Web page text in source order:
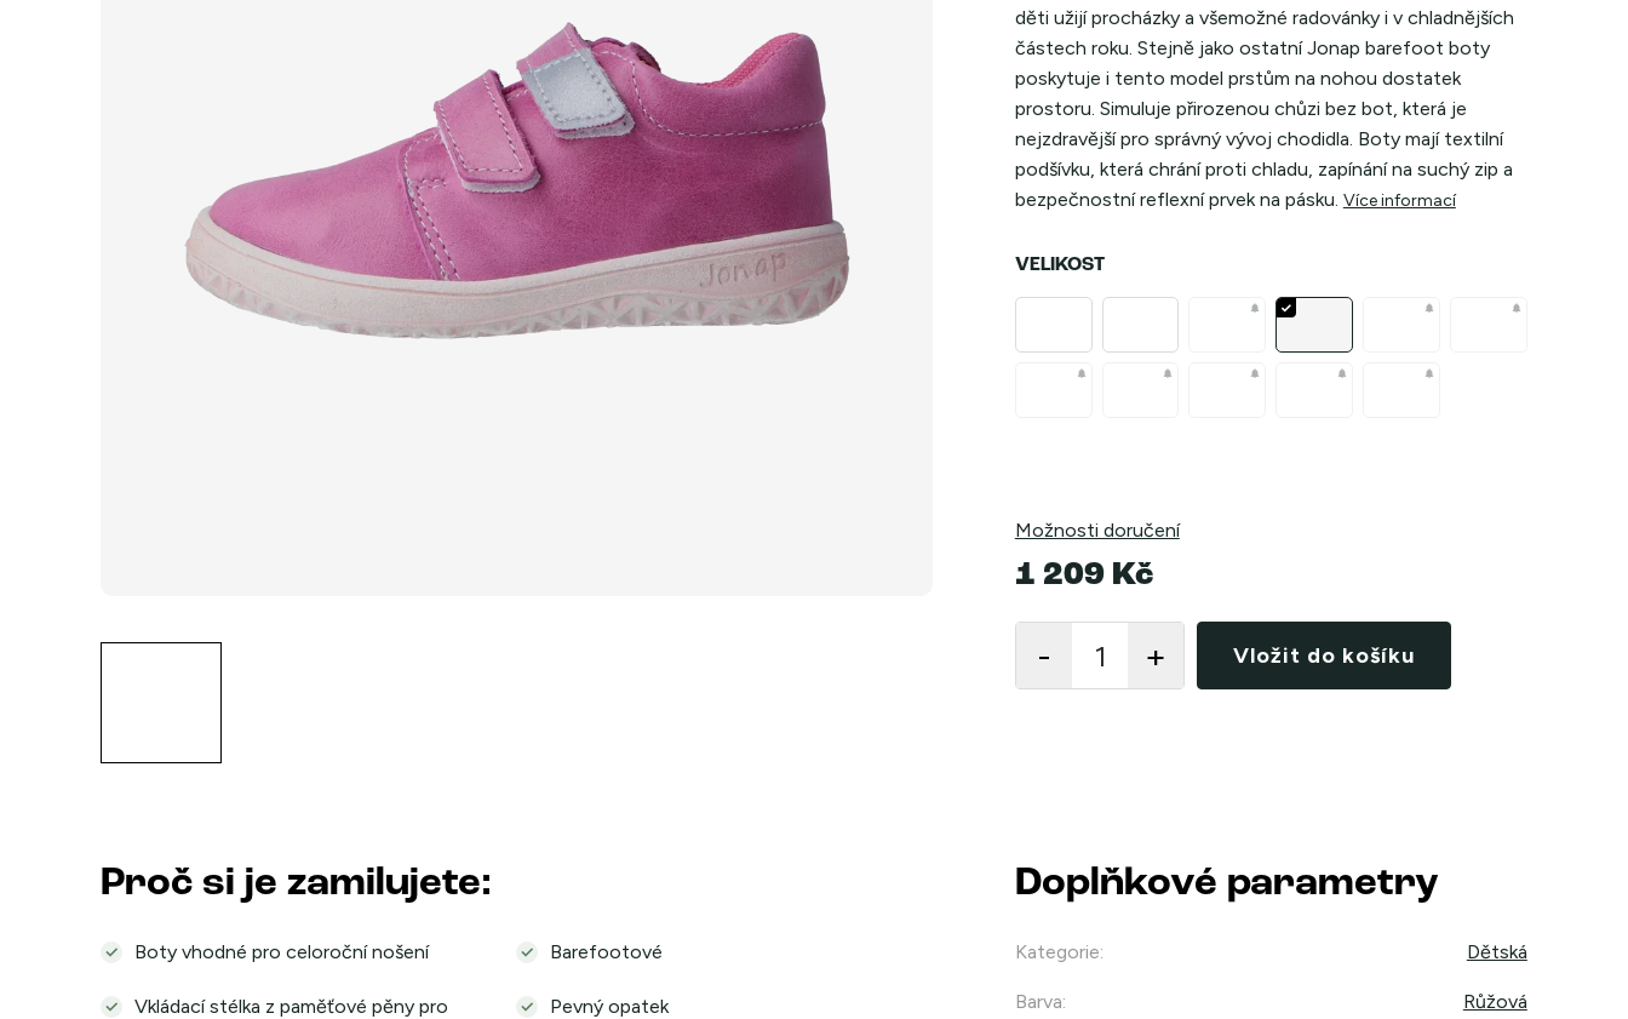
děti užijí procházky a všemožné radovánky i v chladnějších
částech roku. Stejně jako ostatní Jonap barefoot boty
poskytuje i tento model prstům na nohou dostatek
prostoru. Simuluje přirozenou chůzi bez bot, která je
nejzdravější pro správný vývoj chodidla. Boty mají textilní
podšívku, která chrání proti chladu, zapínání na suchý zip a
bezpečnostní reflexní prvek na pásku. Více informací
VELIKOST
Možnosti doručení
1 209 Kč
Vložit do košíku
Proč si je zamilujete:
Boty vhodné pro celoroční nošení Barefootové
Vkládací stélka z paměťové pěny pro
Pevný opatek
Doplňkové parametry
Kategorie: Dětská
Barva: Růžová